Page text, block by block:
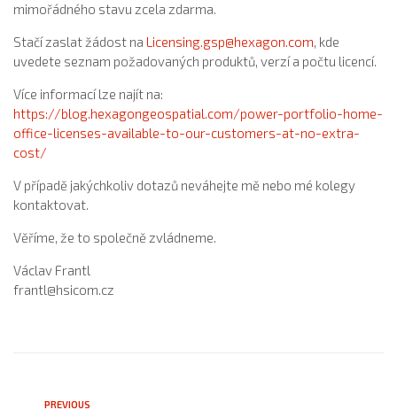
mimořádného stavu zcela zdarma.
Stačí zaslat žádost na Licensing.gsp@hexagon.com, kde
uvedete seznam požadovaných produktů, verzí a počtu licencí.
Více informací lze najít na:
https://blog.hexagongeospatial.com/power-portfolio-home-
office-licenses-available-to-our-customers-at-no-extra-
cost/
V případě jakýchkoliv dotazů neváhejte mě nebo mé kolegy
kontaktovat.
Věříme, že to společně zvládneme.
Václav Frantl
frantl@hsicom.cz
PREVIOUS